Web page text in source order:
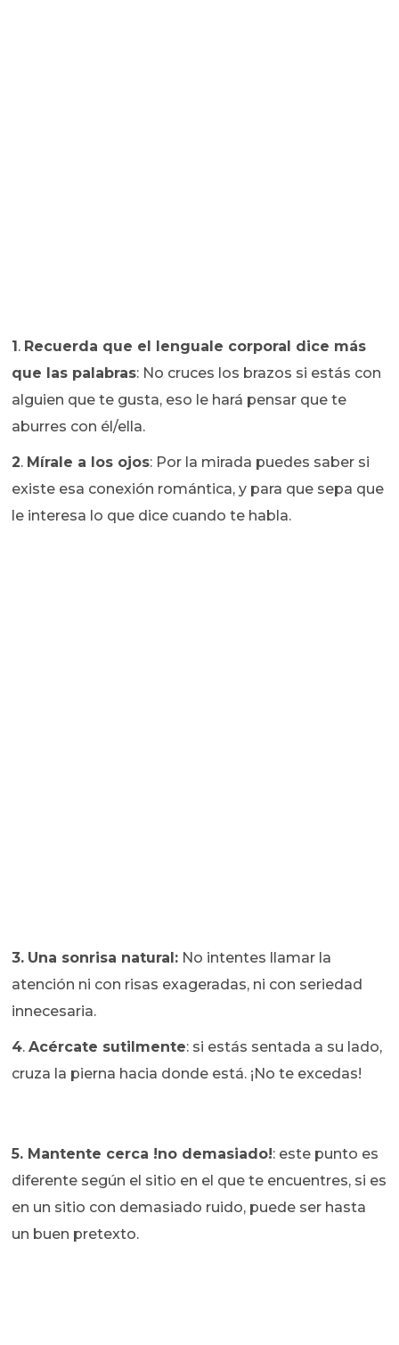
1. Recuerda que el lenguale corporal dice más
que las palabras: No cruces los brazos si estás con
alguien que te gusta, eso le hará pensar que te
aburres con él/ella.
2. Mírale a los ojos: Por la mirada puedes saber si
existe esa conexión romántica, y para que sepa que
le interesa lo que dice cuando te habla.
3. Una sonrisa natural: No intentes llamar la
atención ni con risas exageradas, ni con seriedad
innecesaria.
4.Acércate sutilmente: si estás sentada a su lado,
cruza la pierna hacia donde está. ¡No te excedas!
5. Mantente cerca !no demasiado!: este punto es
diferente según el sitio en el que te encuentres, si es
en un sitio con demasiado ruido, puede ser hasta
un buen pretexto.